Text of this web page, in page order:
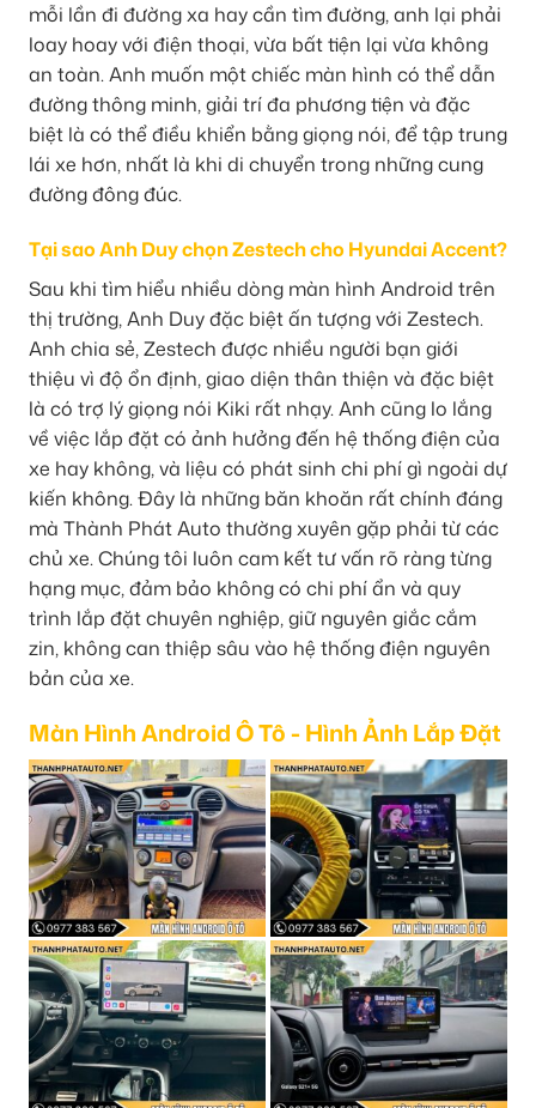
mỗi lần đi đường xa hay cần tìm đường, anh lại phải
loay hoay với điện thoại, vừa bất tiện lại vừa không
an toàn. Anh muốn một chiếc màn hình có thể dẫn
đường thông minh, giải trí đa phương tiện và đặc
biệt là có thể điều khiển bằng giọng nói, để tập trung
lái xe hơn, nhất là khi di chuyển trong những cung
đường đông đúc.
Tại sao Anh Duy chọn Zestech cho Hyundai Accent?
Sau khi tìm hiểu nhiều dòng màn hình Android trên
thị trường, Anh Duy đặc biệt ấn tượng với Zestech.
Anh chia sẻ, Zestech được nhiều người bạn giới
thiệu vì độ ổn định, giao diện thân thiện và đặc biệt
là có trợ lý giọng nói Kiki rất nhạy. Anh cũng lo lắng
về việc lắp đặt có ảnh hưởng đến hệ thống điện của
xe hay không, và liệu có phát sinh chi phí gì ngoài dự
kiến không. Đây là những băn khoăn rất chính đáng
mà Thành Phát Auto thường xuyên gặp phải từ các
chủ xe. Chúng tôi luôn cam kết tư vấn rõ ràng từng
hạng mục, đảm bảo không có chi phí ẩn và quy
trình lắp đặt chuyên nghiệp, giữ nguyên giắc cắm
zin, không can thiệp sâu vào hệ thống điện nguyên
bản của xe.
Màn Hình Android Ô Tô - Hình Ảnh Lắp Đặt